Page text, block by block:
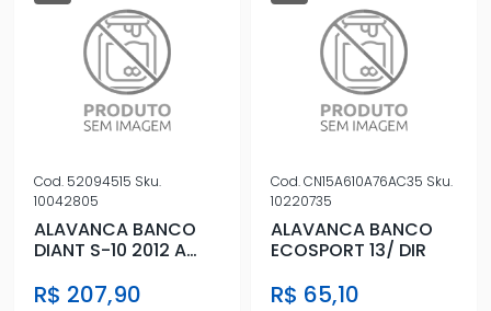
Cod. 52094515 Sku.
10042805
ALAVANCA BANCO
DIANT S-10 2012 A
(REGULAGEM)
R$ 207,90
Cod.CN15A610A76AC35 Sku.
10220735
ALAVANCA BANCO
ECOSPORT 13/ DIR
R$ 65,10